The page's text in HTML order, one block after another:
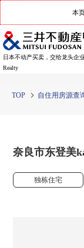
本
日本不动产买卖，交给龙头企
Realty
TOP 自住用房源查
奈良市东登美
独栋住宅